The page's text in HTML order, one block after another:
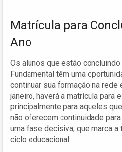
Matrícula para
Ano
Os alunos que estão concluindo
Fundamental têm uma
continuar sua formação na rede
janeiro, haverá a matrícula para
principalmente para aqueles
não oferecem continuidade
uma fase decisiva, que marca a
ciclo educacional.